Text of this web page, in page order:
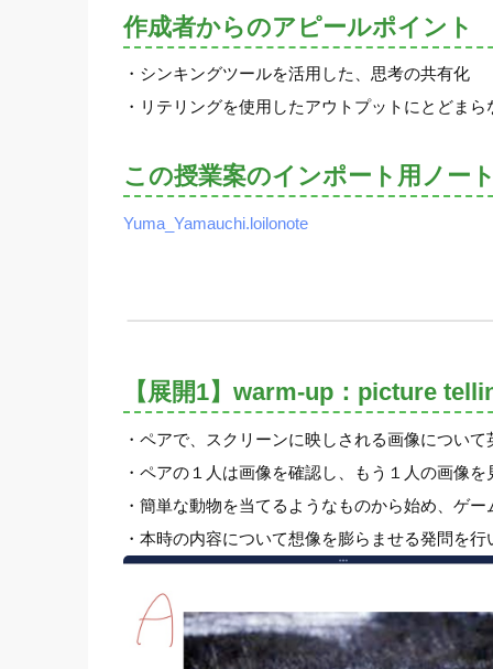
作成者からのアピールポイント
・シンキングツールを活用した、思考の共有化
・リテリングを使用したアウトプットにとどま
この授業案のインポート用ノー
Yuma_Yamauchi.loilonote
【展開1】warm-up：picture
・ペアで、スクリーンに映しされる画像につい
・ペアの１人は画像を確認し、もう１人の画像
・簡単な動物を当てるようなものから始め、ゲ
・本時の内容について想像を膨らませる発問を